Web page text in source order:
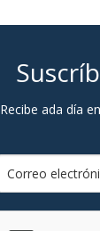
Recibe ada día